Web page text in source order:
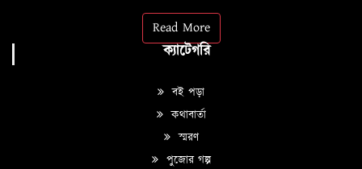
Read More
ক্যাটেগরি
বই পড়া
কথাবার্তা
স্মরণ
পুজোর গল্প